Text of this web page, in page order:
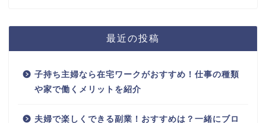
最近の投稿
子持ち主婦なら在宅ワークがおすすめ！仕事の種類
や家で働くメリットを紹介
夫婦で楽しくできる副業！おすすめは？一緒にブロ